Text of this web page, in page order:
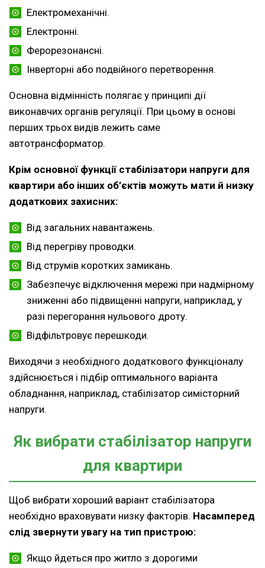
Електромеханічні.
Електронні.
Ферорезонансні.
Інверторні або подвійного перетворення.
Основна відмінність полягає у принципі дії
виконавчих органів регуляції. При цьому в основі
перших трьох видів лежить саме
автотрансформатор.
Крім основної функції стабілізатори напруги для
квартири або інших об’єктів можуть мати й низку
додаткових захисних:
Від загальних навантажень.
Від перегріву проводки.
Від струмів коротких замикань.
Забезпечує відключення мережі при надмірному
зниженні або підвищенні напруги, наприклад, у
разі перегорання нульового дроту.
Відфільтровує перешкоди.
Виходячи з необхідного додаткового функціоналу
здійснюється і підбір оптимального варіанта
обладнання, наприклад, стабілізатор симісторний
напруги.
Як вибрати стабілізатор напруги
для квартири
Щоб вибрати хороший варіант стабілізатора
необхідно враховувати низку факторів. Насамперед
слід звернути увагу на тип пристрою:
Якщо йдеться про житло з дорогими